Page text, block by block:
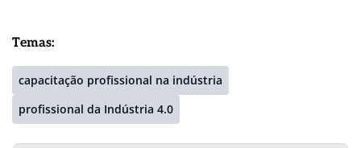
Temas:
capacitação profissional na indústria
profissional da Indústria 4.0